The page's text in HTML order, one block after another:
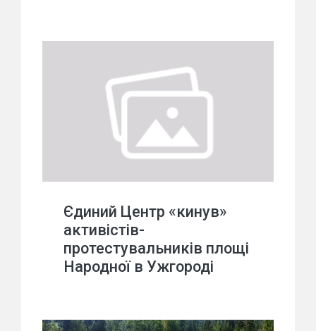
Єдиний Центр «кинув»
активістів-
протестувальників площі
Народної в Ужгороді